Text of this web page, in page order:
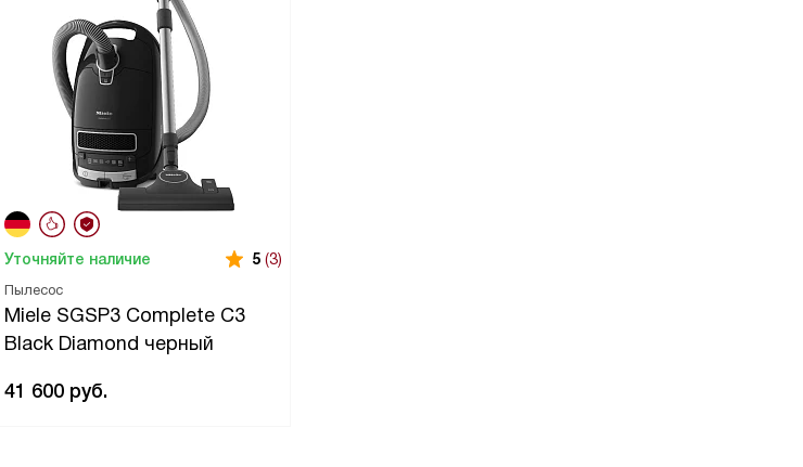
Уточняйте наличие 5 (3)
Пылесос
Miele SGSP3 Complete C3
Black Diamond черный
41 600 руб.